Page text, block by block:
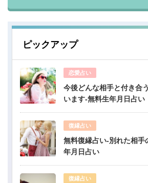
ピックアップ
恋愛占い
今後どんな相手と付き合
います-無料生年月日占い
復縁占い
無料復縁占い-別れた相手
年月日占い
復縁占い